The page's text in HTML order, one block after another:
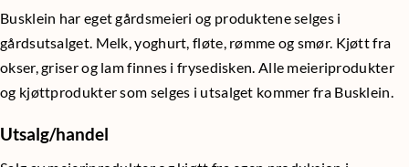
Busklein har eget gårdsmeieri og produktene selges i
gårdsutsalget. Melk, yoghurt, fløte, rømme og smør. Kjøtt fra
okser, griser og lam finnes i frysedisken. Alle meieriprodukter
og kjøttprodukter som selges i utsalget kommer fra Busklein.
Utsalg/handel